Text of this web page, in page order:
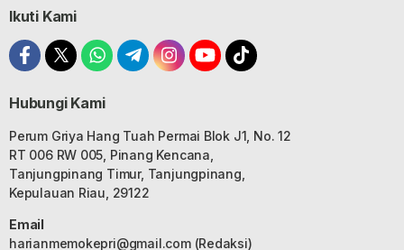
Ikuti Kami
Hubungi Kami
Perum Griya Hang Tuah Permai Blok J1, No. 12
RT 006 RW 005, Pinang Kencana,
Tanjungpinang Timur, Tanjungpinang,
Kepulauan Riau, 29122
Email
harianmemokepri@gmail.com(Redaksi)